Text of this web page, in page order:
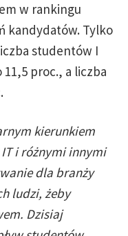
w rankingu
kandydatów. Tylko
studentów I
proc., a liczba
kierunkiem
i różnymi innymi
dla branży
ludzi, żeby
Dzisiaj